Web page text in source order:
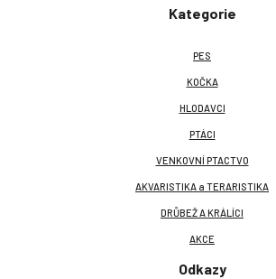
Kategorie
PES
KOČKA
HLODAVCI
PTÁCI
VENKOVNÍ PTACTVO
AKVARISTIKA a TERARISTIKA
DRŮBEŽ A KRÁLÍCI
AKCE
Odkazy